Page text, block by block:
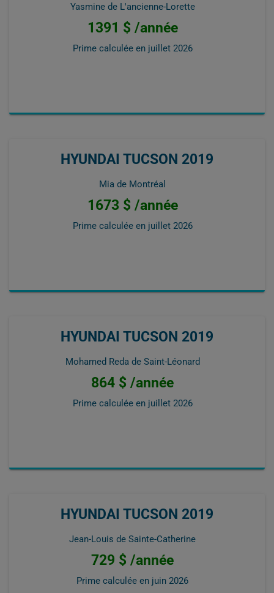
Yasmine de L'ancienne-Lorette
1391 $ /année
Prime calculée en juillet 2026
HYUNDAI TUCSON 2019
Mia de Montréal
1673 $ /année
Prime calculée en juillet 2026
HYUNDAI TUCSON 2019
Mohamed Reda de Saint-Léonard
864 $ /année
Prime calculée en juillet 2026
HYUNDAI TUCSON 2019
Jean-Louis de Sainte-Catherine
729 $ /année
Prime calculée en juin 2026